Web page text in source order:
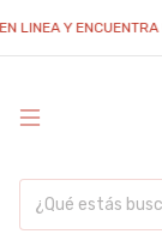
Y ENCUENTRA UNA